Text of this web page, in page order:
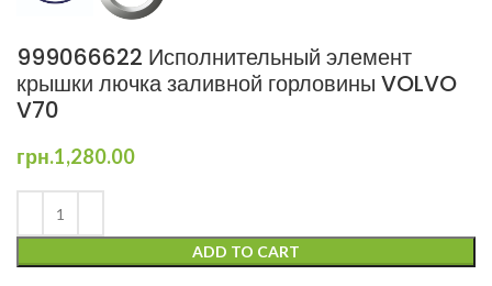
999066622 Исполнительный элемент
крышки лючка заливной горловины VOLVO
V70
грн.1,280.00
ADD TO CART